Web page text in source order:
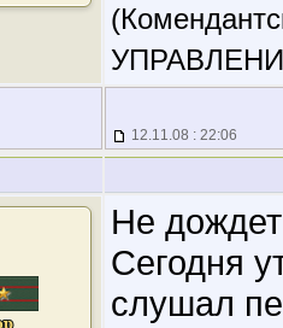
12.11.08 : 22:06
Не
Сегодня
слушал